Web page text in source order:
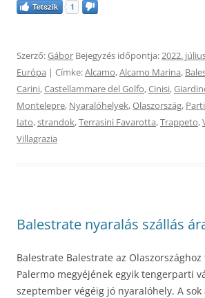
Tetszik 1
Szerző:Gábor Bejegyzés időpontja:2022.
Európa | Címke:Alcamo,Alcamo Marina,
Carini,Castellammare del Golfo,Cinisi,
Montelepre, Nyaralóhelyek,Olaszország,
Iato,strandok,Terrasini Favarotta,Trappeto,
Villagrazia
Balestrate nyaralás szállás
Balestrate Balestrate az
Palermo megyéjének egyik tengerparti
szeptember végéig jó nyaralóhely. A sok